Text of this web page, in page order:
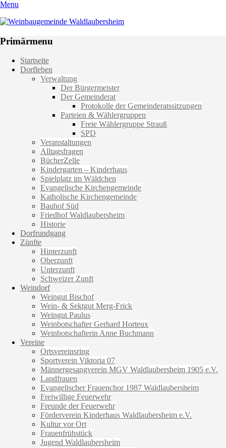
Menu
Weinbaugemeinde Waldlaubersheim
Primärmenu
Weiter
zum
Startseite
Dorfleben
Verwaltung
Der Bürgermeister
Der Gemeinderat
Protokolle der Gemeinderatssitzungen
Parteien & Wählergruppen
Freie Wählergruppe Strauß
SPD
Veranstaltungen
Alltagsfragen
BücherZelle
Kindergarten – Kinderhaus
Spielplatz im Wäldchen
Evangelische Kirchengemeinde
Katholische Kirchengemeinde
Bauhof Süd
Friedhof Waldlaubersheim
Historie
Dorfrundgang
Zünfte
Hinterzunft
Oberzunft
Unterzunft
Schweizer Zunft
Weindorf
Weingut Bischof
Wein- & Sektgut Merg-Frick
Weingut Paulus
Weinbotschafter Gerhard Horteux
Weinbotschafterin Anne Buchmann
Vereine
Ortsvereinsring
Sportverein Viktoria 07
Männergesangverein MGV Waldlaubersheim 1905 e.V.
Landfrauen
Evangelischer Frauenchor 1987 Waldlaubersheim
Freiwillige Feuerwehr
Freunde der Feuerwehr
Förderverein Kinderhaus Waldlaubersheim e.V.
Kultur vor Ort
Frauenfrühstück
Jugend Waldlaubersheim